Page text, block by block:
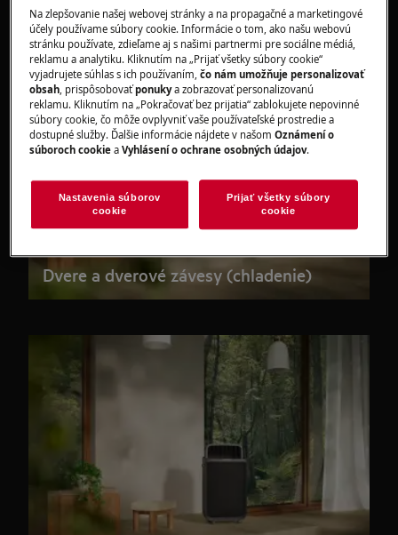
Dvere a dverové závesy (chladenie)
Na zlepšovanie našej webovej stránky a na propagačné a marketingové
účely používame súbory cookie. Informácie o tom, ako našu webovú
stránku používate, zdieľame aj s našimi partnermi pre sociálne médiá,
reklamu a analytiku. Kliknutím na „Prijať všetky súbory cookie“
vyjadrujete súhlas s ich používaním,čo nám umožňuje personalizovať
obsah , prispôsobovaťponukya zobrazovať personalizovanú
reklamu. Kliknutím na „Pokračovať bez prijatia“ zablokujete nepovinné
súbory cookie, čo môže ovplyvniť vaše používateľské prostredie a
dostupné služby. Ďalšie informácie nájdete v našomOznámení o
súboroch cookie aVyhlásení o ochrane osobných údajov.
Nastavenia súborov
cookie
Prijať všetky súbory
cookie